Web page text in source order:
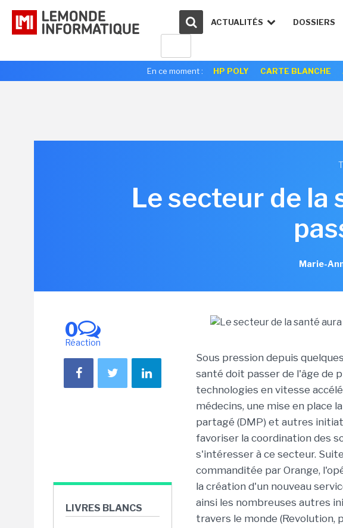
ACTUALITÉS DOSSIERS
En ce moment : HP POLY CARTE BLANCHE
Le secteur de la
Marie-
0
Réaction
LIVRES BLANCS
Sous pression depuis
santé doit passer de l'âge de
technologies en vitesse
médecins, une mise en place
partagé (DMP) et autres
favoriser la coordination des
s'intéresser à ce secteur.
commanditée par Orange,
la création d'un nouveau
ainsi les nombreuses autres
travers le monde (Revolution,